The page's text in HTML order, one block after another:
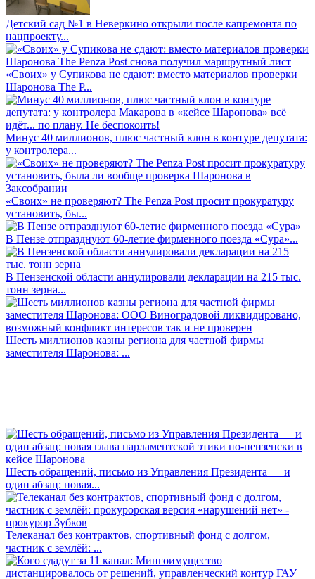
Детский сад №1 в Неверкино открыли после капремонта по
нацпроекту...
«Своих» у Супикова не сдают: вместо материалов проверки
Шаронова The P...
Минус 40 миллионов, плюс частный клон в контуре депутата:
у контролера...
«Своих» не проверяют? The Penza Post просит прокуратуру
установить, бы...
В Пензе отпразднуют 60-летие фирменного поезда «Сура»...
В Пензенской области аннулировали декларации на 215 тыс.
тонн зерна...
Шесть миллионов казны региона для частной фирмы
заместителя Шаронова: ...
Шесть обращений, письмо из Управления Президента — и
один абзац: новая...
Телеканал без контрактов, спортивный фонд с долгом,
частник с землёй: ...